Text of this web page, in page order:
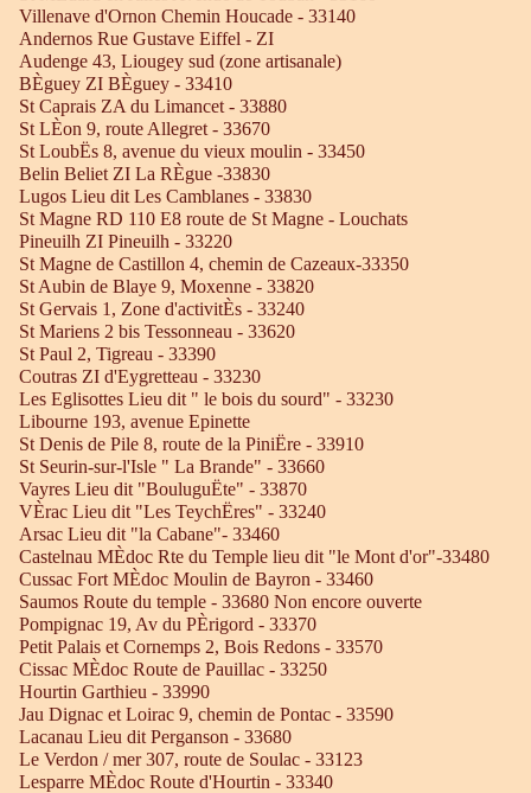
Villenave d'Ornon Chemin Houcade - 33140
Andernos Rue Gustave Eiffel - ZI
Audenge 43, Liougey sud (zone artisanale)
BÈguey ZI BÈguey - 33410
St Caprais ZA du Limancet - 33880
St LÈon 9, route Allegret - 33670
St LoubËs 8, avenue du vieux moulin - 33450
Belin Beliet ZI La RÈgue -33830
Lugos Lieu dit Les Camblanes - 33830
St Magne RD 110 E8 route de St Magne - Louchats
Pineuilh ZI Pineuilh - 33220
St Magne de Castillon 4, chemin de Cazeaux-33350
St Aubin de Blaye 9, Moxenne - 33820
St Gervais 1, Zone d'activitÈs - 33240
St Mariens 2 bis Tessonneau - 33620
St Paul 2, Tigreau - 33390
Coutras ZI d'Eygretteau - 33230
Les Eglisottes Lieu dit " le bois du sourd" - 33230
Libourne 193, avenue Epinette
St Denis de Pile 8, route de la PiniËre - 33910
St Seurin-sur-l'Isle " La Brande" - 33660
Vayres Lieu dit "BouluguËte" - 33870
VÈrac Lieu dit "Les TeychËres" - 33240
Arsac Lieu dit "la Cabane"- 33460
Castelnau MÈdoc Rte du Temple lieu dit "le Mont d'or"-33480
Cussac Fort MÈdoc Moulin de Bayron - 33460
Saumos Route du temple - 33680 Non encore ouverte
Pompignac 19, Av du PÈrigord - 33370
Petit Palais et Cornemps 2, Bois Redons - 33570
Cissac MÈdoc Route de Pauillac - 33250
Hourtin Garthieu - 33990
Jau Dignac et Loirac 9, chemin de Pontac - 33590
Lacanau Lieu dit Perganson - 33680
Le Verdon / mer 307, route de Soulac - 33123
Lesparre MÈdoc Route d'Hourtin - 33340